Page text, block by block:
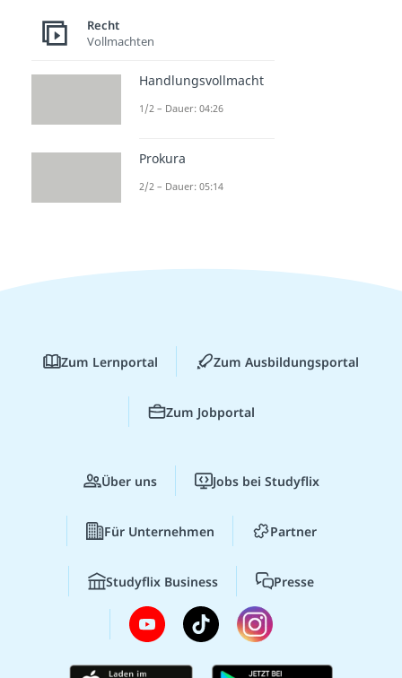
Recht
Vollmachten
Handlungsvollmacht
1/2 – Dauer: 04:26
Prokura
2/2 – Dauer: 05:14
Zum Lernportal Zum Ausbildungsportal
Zum Jobportal
Über uns Jobs bei Studyflix
Für Unternehmen Partner
Studyflix Business Presse